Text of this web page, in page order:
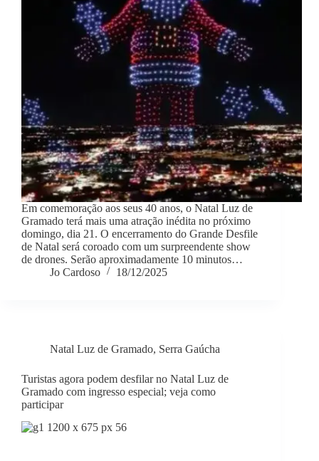
Em comemoração aos seus 40 anos, o Natal Luz de
Gramado terá mais uma atração inédita no próximo
domingo, dia 21. O encerramento do Grande Desfile
de Natal será coroado com um surpreendente show
de drones. Serão aproximadamente 10 minutos…
Jo Cardoso
18/12/2025
Natal Luz de Gramado, Serra Gaúcha
Turistas agora podem desfilar no Natal Luz de
Gramado com ingresso especial; veja como
participar